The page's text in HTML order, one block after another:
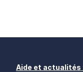
Aide et actualités